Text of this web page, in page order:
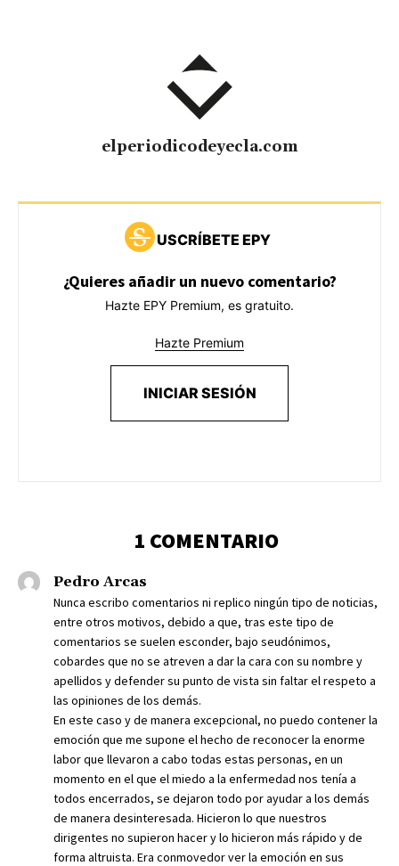
elperiodicodeyecla.com
USCRÍBETE EPY
¿Quieres añadir un nuevo comentario?
Hazte EPY Premium, es gratuito.
Hazte Premium
INICIAR SESIÓN
1 COMENTARIO
Pedro Arcas
Nunca escribo comentarios ni replico ningún tipo de noticias,
entre otros motivos, debido a que, tras este tipo de
comentarios se suelen esconder, bajo seudónimos,
cobardes que no se atreven a dar la cara con su nombre y
apellidos y defender su punto de vista sin faltar el respeto a
las opiniones de los demás.
En este caso y de manera excepcional, no puedo contener la
emoción que me supone el hecho de reconocer la enorme
labor que llevaron a cabo todas estas personas, en un
momento en el que el miedo a la enfermedad nos tenía a
todos encerrados, se dejaron todo por ayudar a los demás
de manera desinteresada. Hicieron lo que nuestros
dirigentes no supieron hacer y lo hicieron más rápido y de
forma altruista. Era conmovedor ver la emoción en sus